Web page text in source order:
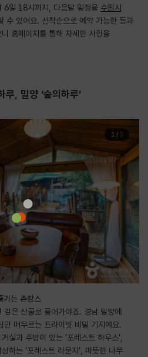
6일 18시까지, 다음달 일정을 수원시
수 있어요. 선착순으로 예약 가능한 동과
홈페이지를 통해 자세한 사항을
, 밀양 ‘숲의하루’
1/ 3
는 촌캉스
은 산골로 들어가야죠. 경남 밀양에
만 머무르는 프라이빗 비밀 기지예요.
실과 주방이 있는 ‘포레스트 하우스’,
하는 ‘포레스트 라운지’, 따뜻한 나무